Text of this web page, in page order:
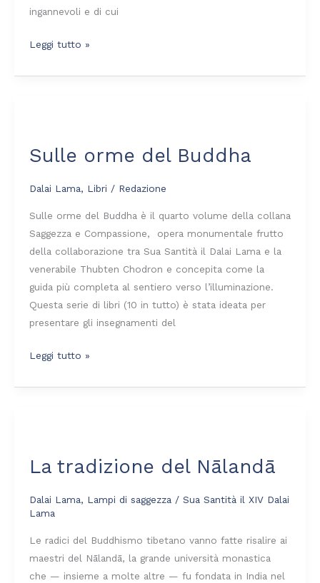
ingannevoli e di cui
Leggi tutto »
Sulle orme del Buddha
Dalai Lama, Libri / Redazione
Sulle orme del Buddha è il quarto volume della collana
Saggezza e Compassione, opera monumentale frutto
della collaborazione tra Sua Santità il Dalai Lama e la
venerabile Thubten Chodron e concepita come la
guida più completa al sentiero verso l’illuminazione.
Questa serie di libri (10 in tutto) è stata ideata per
presentare gli insegnamenti del
del
Leggi tutto »
La tradizione del Nālandā
Dalai Lama, Lampi di saggezza / Sua Santità il XIV Dalai
Lama
Le radici del Buddhismo tibetano vanno fatte risalire ai
maestri del Nālandā, la grande università monastica
che — insieme a molte altre — fu fondata in India nel
del